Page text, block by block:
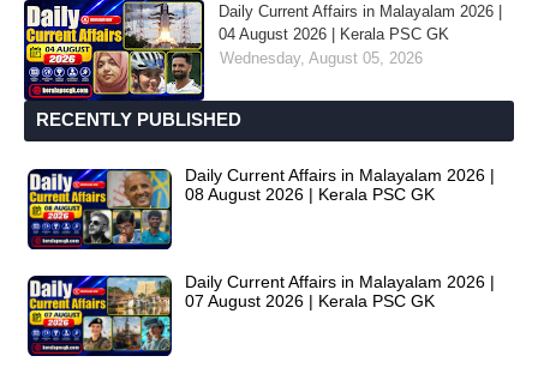
Daily Current Affairs in Malayalam 2026 |
04 August 2026 | Kerala PSC GK
Wednesday, August 05, 2026
RECENTLY PUBLISHED
Daily Current Affairs in Malayalam 2026 |
08 August 2026 | Kerala PSC GK
Daily Current Affairs in Malayalam 2026 |
07 August 2026 | Kerala PSC GK